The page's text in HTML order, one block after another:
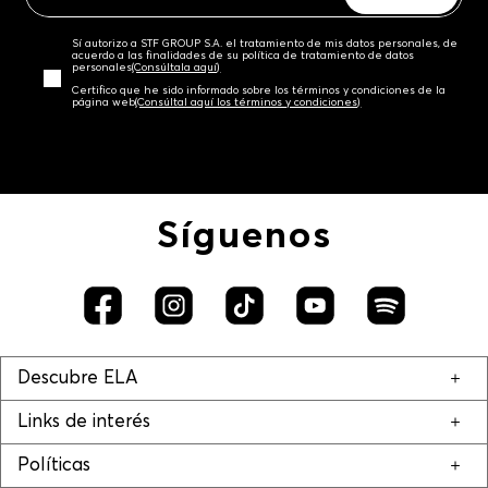
Sí autorizo a STF GROUP S.A. el tratamiento de mis datos personales, de
acuerdo a las finalidades de su política de tratamiento de datos
personales‎(Consúltala aquí)
Certifico que he sido informado sobre los términos y condiciones de la
página web‎(Consúltal aquí los términos y condiciones)
Síguenos
Descubre ELA
Links de interés
Políticas